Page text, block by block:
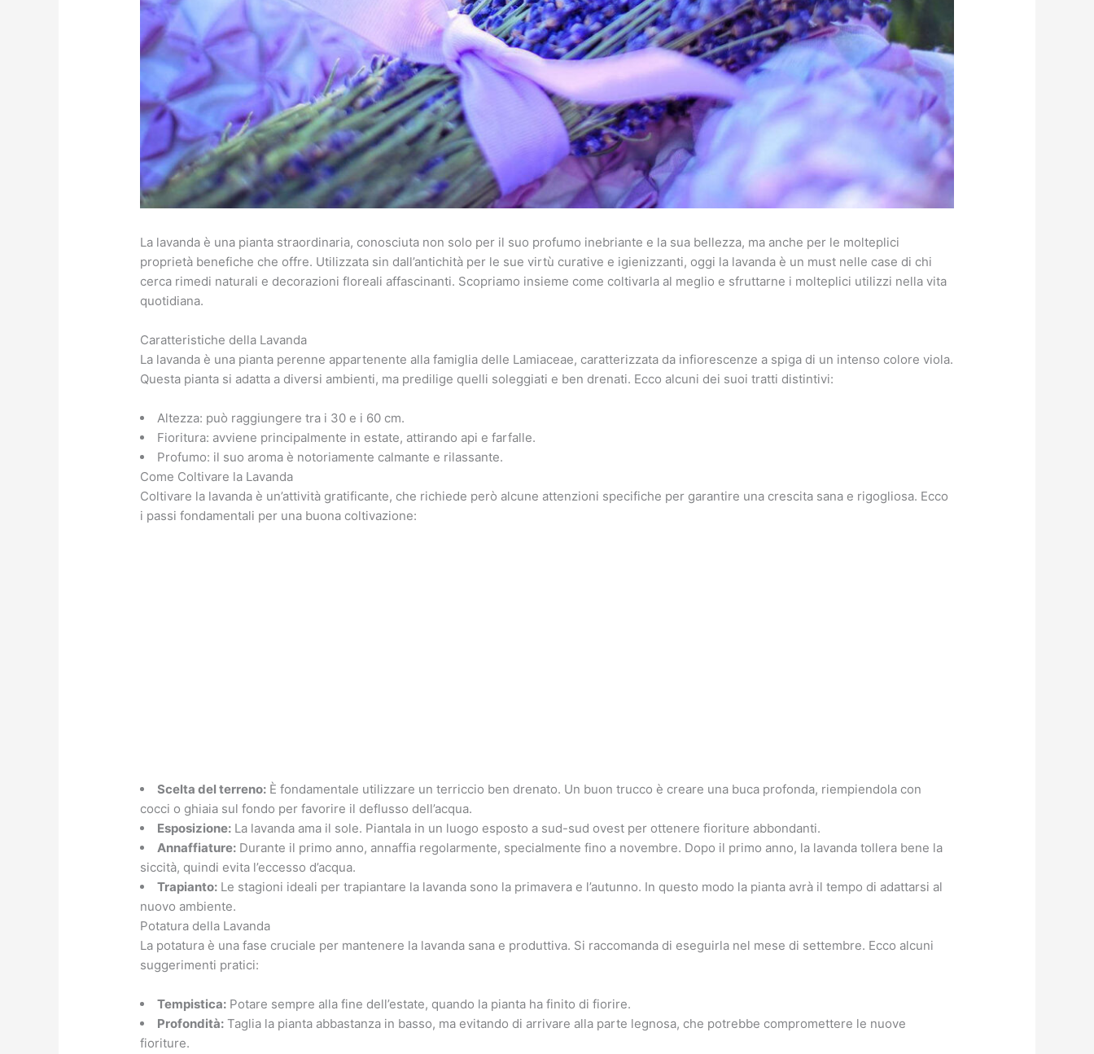
La lavanda è una pianta straordinaria, conosciuta non solo per il suo profumo inebriante e la sua bellezza, ma anche per le molteplici
proprietà benefiche che offre. Utilizzata sin dall’antichità per le sue virtù curative e igienizzanti, oggi la lavanda è un must nelle case di chi
cerca rimedi naturali e decorazioni floreali affascinanti. Scopriamo insieme come coltivarla al meglio e sfruttarne i molteplici utilizzi nella vita
quotidiana.
Caratteristiche della Lavanda
La lavanda è una pianta perenne appartenente alla famiglia delle Lamiaceae, caratterizzata da infiorescenze a spiga di un intenso colore viola.
Questa pianta si adatta a diversi ambienti, ma predilige quelli soleggiati e ben drenati. Ecco alcuni dei suoi tratti distintivi:
Altezza: può raggiungere tra i 30 e i 60 cm.
Fioritura: avviene principalmente in estate, attirando api e farfalle.
Profumo: il suo aroma è notoriamente calmante e rilassante.
Come Coltivare la Lavanda
Coltivare la lavanda è un’attività gratificante, che richiede però alcune attenzioni specifiche per garantire una crescita sana e rigogliosa. Ecco
i passi fondamentali per una buona coltivazione:
Scelta del terreno: È fondamentale utilizzare un terriccio ben drenato. Un buon trucco è creare una buca profonda, riempiendola con
cocci o ghiaia sul fondo per favorire il deflusso dell’acqua.
Esposizione: La lavanda ama il sole. Piantala in un luogo esposto a sud-sud ovest per ottenere fioriture abbondanti.
Annaffiature: Durante il primo anno, annaffia regolarmente, specialmente fino a novembre. Dopo il primo anno, la lavanda tollera bene la
siccità, quindi evita l’eccesso d’acqua.
Trapianto: Le stagioni ideali per trapiantare la lavanda sono la primavera e l’autunno. In questo modo la pianta avrà il tempo di adattarsi al
nuovo ambiente.
Potatura della Lavanda
La potatura è una fase cruciale per mantenere la lavanda sana e produttiva. Si raccomanda di eseguirla nel mese di settembre. Ecco alcuni
suggerimenti pratici:
Tempistica: Potare sempre alla fine dell’estate, quando la pianta ha finito di fiorire.
Profondità: Taglia la pianta abbastanza in basso, ma evitando di arrivare alla parte legnosa, che potrebbe compromettere le nuove
fioriture.